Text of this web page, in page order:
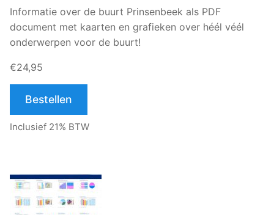
Informatie over de buurt Prinsenbeek als PDF
document met kaarten en grafieken over héél véél
onderwerpen voor de buurt!
€24,95
Bestellen
Inclusief 21% BTW